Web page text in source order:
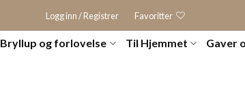
Logg inn / Registrer Favoritter
Bryllup og forlovelse Til Hjemmet Gaver